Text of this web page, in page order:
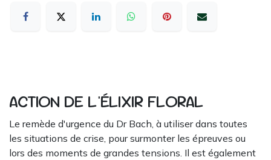
ACTION DE L'ÉLIXIR FLORAL
Le remède d'urgence du Dr Bach, à utiliser dans toutes
les situations de crise, pour surmonter les épreuves ou
lors des moments de grandes tensions. Il est également